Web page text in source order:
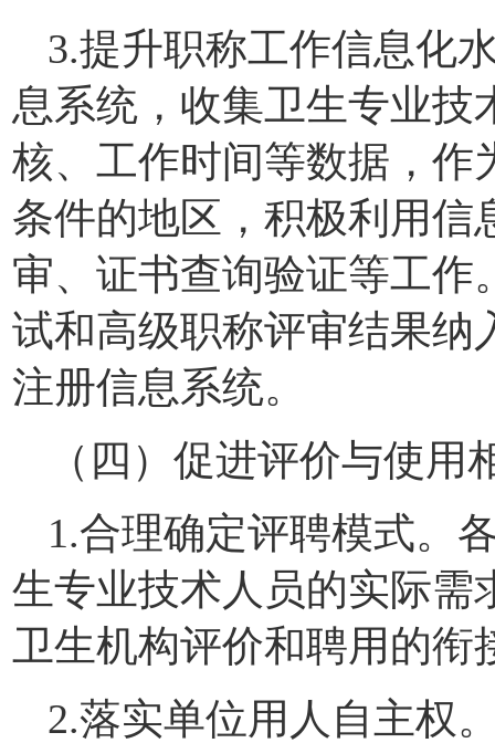
3.提升职称工作信息化
息系统，收集卫生专业技
核、工作时间等数据，作
条件的地区，积极利用信
审、证书查询验证等工作
试和高级职称评审结果纳
注册信息系统。
（四）促进评价与使用
1.合理确定评聘模式。
生专业技术人员的实际需
卫生机构评价和聘用的衔
2.落实单位用人自主权